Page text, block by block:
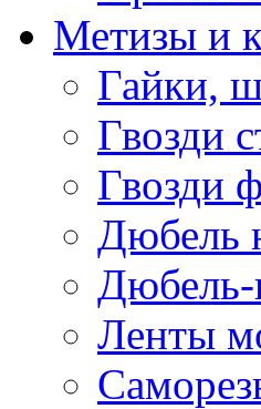
Метизы и
Гайки,
Гвозди
Гвозди
Дюбель
Дюбель-
Ленты